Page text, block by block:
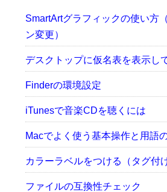
SmartArtグラフィックの使い方
ン変更）
デスクトップに仮名表を表示し
Finderの環境設定
iTunesで音楽CDを聴くには
Macでよく使う基本操作と用語
カラーラベルをつける（タグ付け
ファイルの互換性チェック